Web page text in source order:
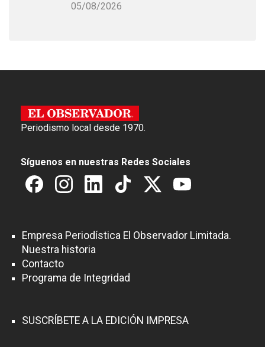
05/08/2026
Periodismo local desde 1970.
Síguenos en nuestras Redes Sociales
Empresa Periodística El Observador Limitada.
Nuestra historia
Contacto
Programa de Integridad
SUSCRÍBETE A LA EDICIÓN IMPRESA